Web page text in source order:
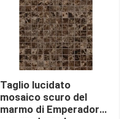
Taglio lucidato
mosaico scuro del
marmo di Emperador